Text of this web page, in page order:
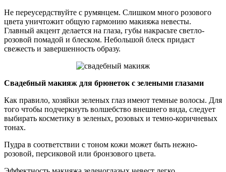
Не переусердствуйте с румянцем. Слишком много розового
цвета уничтожит общую гармонию макияжа невесты.
Главный акцент делается на глаза, губы накрасьте светло-
розовой помадой и блеском. Небольшой блеск придаст
свежесть и завершенность образу.
Свадебный макияж для брюнеток с зелеными глазами
Как правило, хозяйки зеленых глаз имеют темные волосы. Для
того чтобы подчеркнуть волшебство внешнего вида, следует
выбирать косметику в зеленых, розовых и темно-коричневых
тонах.
Пудра в соответствии с тоном кожи может быть нежно-
розовой, персиковой или бронзового цвета.